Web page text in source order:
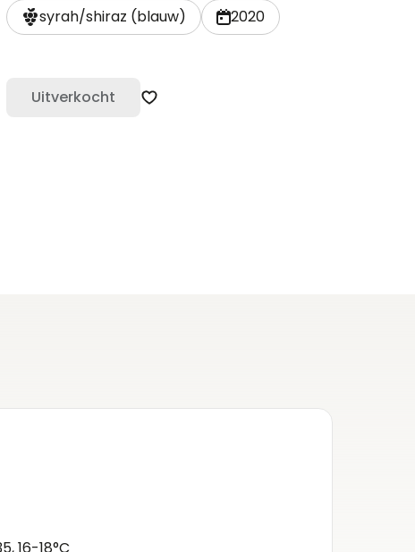
syrah/shiraz (blauw)
2020
Uitverkocht Zet op verlanglijst